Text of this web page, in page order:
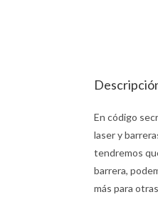
En código
laser y
tendremos
barrera,
más para